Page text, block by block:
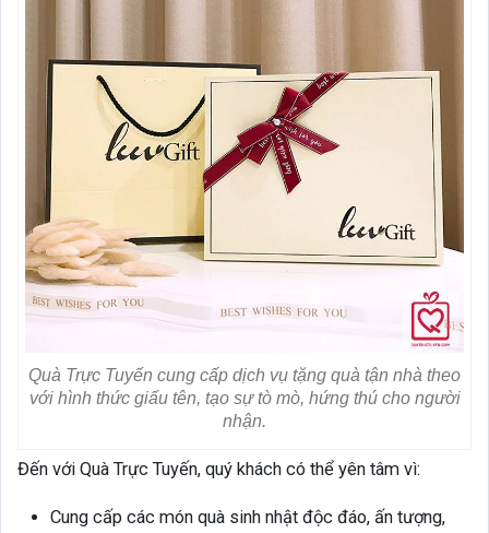
Quà Trực Tuyến cung cấp dịch vụ tặng quà tận nhà theo
với hình thức giấu tên, tạo sự tò mò, hứng thú cho người
nhận.
Đến với Quà Trực Tuyến, quý khách có thể yên tâm vì:
Cung cấp các món quà sinh nhật độc đáo, ấn tượng,